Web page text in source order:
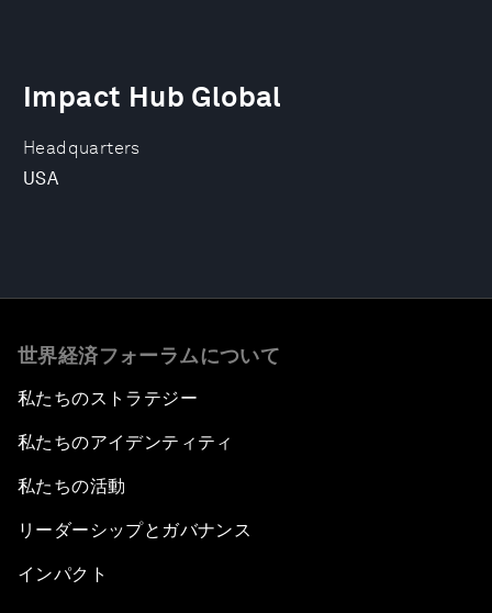
Headquarters
USA
Impact Hub Global
世界経済フォーラムについて
私たちのストラテジー
私たちのアイデンティティ
私たちの活動
リーダーシップとガバナンス
インパクト